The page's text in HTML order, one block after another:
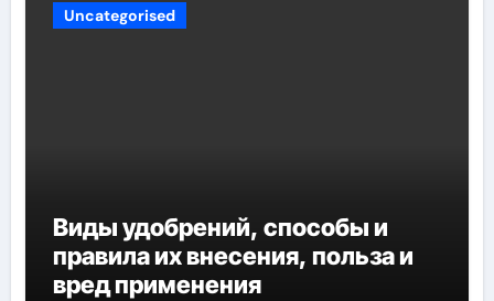
Uncategorised
Виды удобрений, способы и
правила их внесения, польза и
вред применения